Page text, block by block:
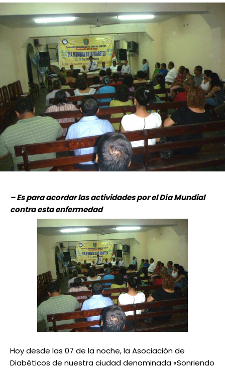
– Es para acordar las actividades por el Día Mundial
contra esta enfermedad
Hoy desde las 07 de la noche, la Asociación de
Diabéticos de nuestra ciudad denominada «Sonriendo